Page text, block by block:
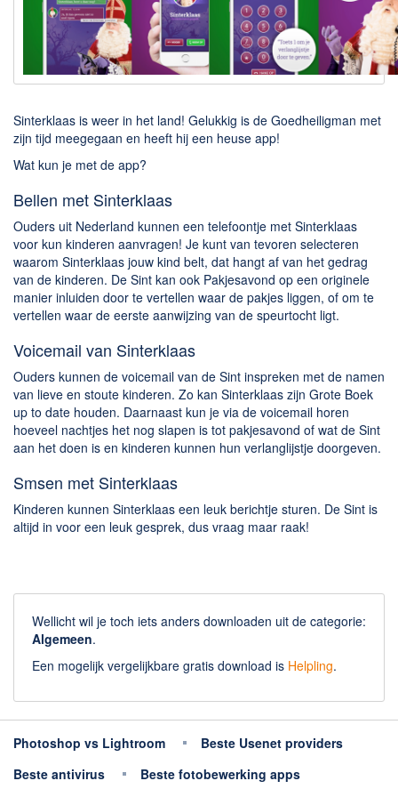
Downloaden
BitTorrent Clients
Nieuwslezers (Downloaden via usenet)
Onderhoud & Veiligheid
Computer opschonen
Productiviteit
Adresboek en contacten
Planning en organisatie
Tekst en Administratie
Algemeen
Chatten en bellen
Dating apps
Parkeer apps
Rar en Zip (Compressie - Unzip)
Shopping
Spelletjes en Games
Sinterklaas is weer in het land! Gelukkig is de Goedheiligman met
zijn tijd meegegaan en heeft hij een heuse app!
Wat kun je met de app?
Bellen met Sinterklaas
Ouders uit Nederland kunnen een telefoontje met Sinterklaas
voor kun kinderen aanvragen! Je kunt van tevoren selecteren
waarom Sinterklaas jouw kind belt, dat hangt af van het gedrag
van de kinderen. De Sint kan ook Pakjesavond op een originele
manier inluiden door te vertellen waar de pakjes liggen, of om te
vertellen waar de eerste aanwijzing van de speurtocht ligt.
Voicemail van Sinterklaas
Ouders kunnen de voicemail van de Sint inspreken met de namen
van lieve en stoute kinderen. Zo kan Sinterklaas zijn Grote Boek
up to date houden. Daarnaast kun je via de voicemail horen
hoeveel nachtjes het nog slapen is tot pakjesavond of wat de Sint
aan het doen is en kinderen kunnen hun verlanglijstje doorgeven.
Smsen met Sinterklaas
Kinderen kunnen Sinterklaas een leuk berichtje sturen. De Sint is
altijd in voor een leuk gesprek, dus vraag maar raak!
Wellicht wil je toch iets anders downloaden uit de categorie:
Algemeen.
Een mogelijk vergelijkbare gratis download is Helpling.
Photoshop vs Lightroom
Beste Usenet providers
Beste antivirus
Beste fotobewerking apps